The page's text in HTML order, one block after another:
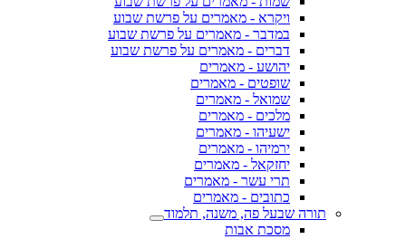
ויקרא - מאמרים על פרשת שבוע
במדבר - מאמרים על פרשת שבוע
דברים - מאמרים על פרשת שבוע
יהושע - מאמרים
שופטים - מאמרים
שמואל - מאמרים
מלכים - מאמרים
ישעיהו - מאמרים
ירמיהו - מאמרים
יחזקאל - מאמרים
תרי עשר - מאמרים
כתובים - מאמרים
תורה שבעל פה, משנה, תלמוד
מסכת אבות